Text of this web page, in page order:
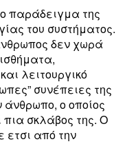
παράδειγμα της
του συστήματος.
δεν χωρά
λειτουργικό
συνέπειες της
ο οποίος
πια σκλάβος της. Ο
ετσι από την